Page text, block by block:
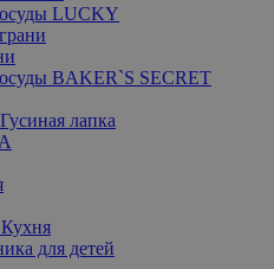
LUCKY
BAKER`S SECRET
лапка
для детей